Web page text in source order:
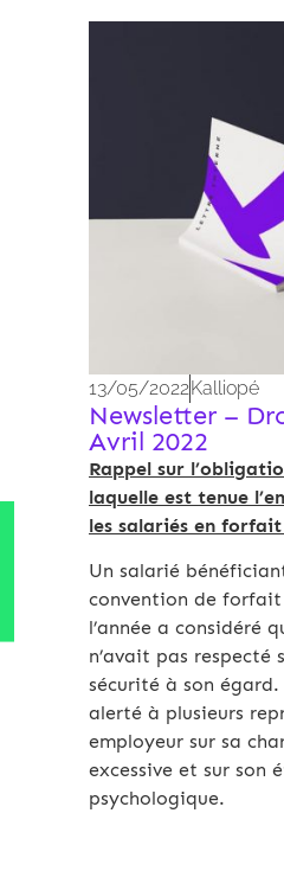
13/05/2022Kalliopé
Newsletter –
Avril 2022
Rappel sur
laquelle est tenue
les salariés en
Un salarié
convention de forfait
l’année a considéré
n’avait pas
sécurité à son
alerté à plusieurs
employeur sur sa
excessive et sur son
psychologique.